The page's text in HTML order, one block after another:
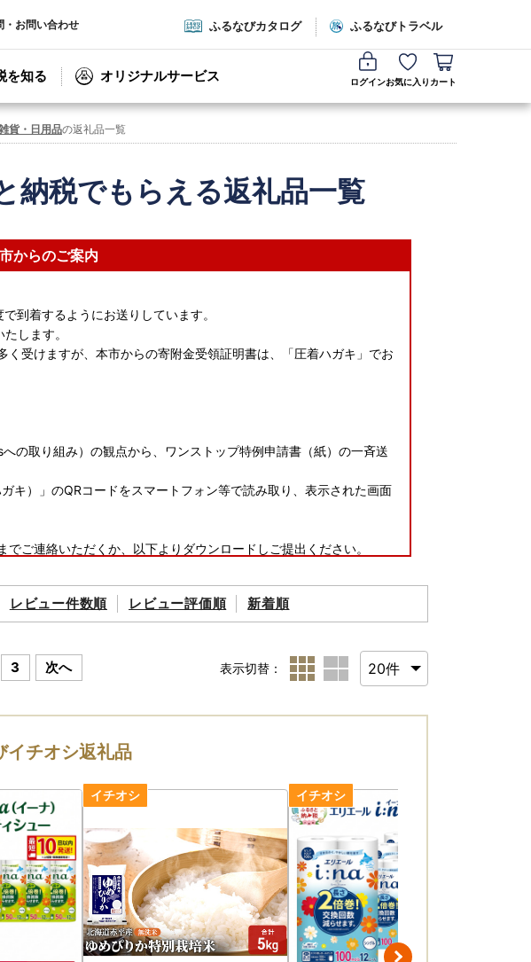
・お問い合わせ ふるなびカタログ ふるなびトラベル
を知る オリジナルサービス ログインお気に入り カート
貨・日用品の返礼品一覧
納税でもらえる返礼品一覧
からのご案内
到着するようにお送りしています。
します。
受けますが、本市からの寄附金受領証明書は、「圧着ハガキ」でお
の取り組み）の観点から、ワンストップ特例申請書（紙）の一斉送
キ）」のQRコードをスマートフォン等で読み取り、表示された画面
ご連絡いただくか、以下よりダウンロードしご提出ください。
たします。
main_sosiki/jichi_zeisei/czaisei/czaisei_seido/furusat
ず、申請時のメールアドレス宛にご連絡しています。
済書】を郵送いたします。
レビュー件数順 レビュー評価順 新着順
3 次へ 表示切替：
イチオシ返礼品